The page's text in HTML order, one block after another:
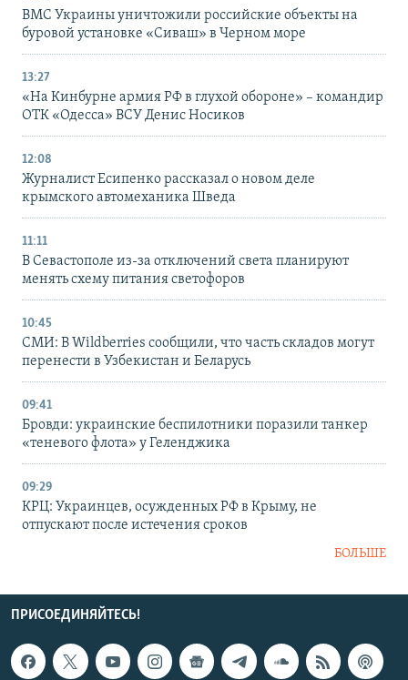
ВМС Украины уничтожили российские объекты на
буровой установке «Сиваш» в Черном море
13:27
«На Кинбурне армия РФ в глухой обороне» – командир
ОТК «Одесса» ВСУ Денис Носиков
12:08
Журналист Есипенко рассказал о новом деле
крымского автомеханика Шведа
11:11
В Севастополе из-за отключений света планируют
менять схему питания светофоров
10:45
СМИ: В Wildberries сообщили, что часть складов могут
перенести в Узбекистан и Беларусь
09:41
Бровди: украинские беспилотники поразили танкер
«теневого флота» у Геленджика
09:29
КРЦ: Украинцев, осужденных РФ в Крыму, не
отпускают после истечения сроков
БОЛЬШЕ
ПРИСОЕДИНЯЙТЕСЬ!